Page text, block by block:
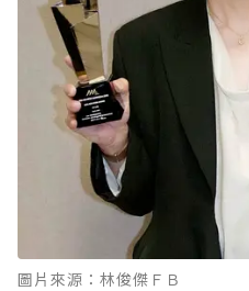
圖片來源：林俊傑ＦＢ